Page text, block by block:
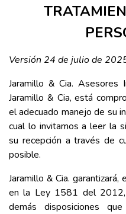
Versión 24 de julio de
​Jaramillo & Cia. Asesores
Jaramillo & Cia, está
el adecuado manejo de su
cual lo invitamos a leer la
su recepción a través de
posible.
​Jaramillo & Cia.
en la Ley 1581 del
demás disposiciones